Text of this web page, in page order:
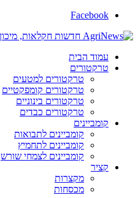
Facebook
עמוד הבית
טרקטורים
טרקטורים למטעים
טרקטורים קומפקטיים
טרקטורים בינוניים
טרקטורים כבדים
קומביינים
קומביינים לתבואות
קומביינים לתחמיץ
קומביינים לצמחי שורש
קציר
מקצרות
מכסחות